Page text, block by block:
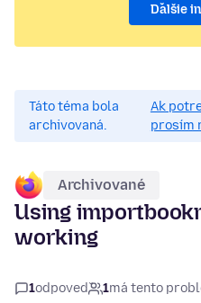
Ďalšie
Táto téma bola
archivovaná.
Ak
prosím
Archivované
Using
working
1odpoveď 1má tento